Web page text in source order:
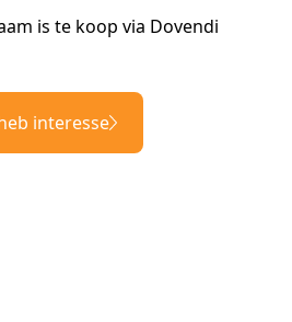
is te koop via Dovendi
interesse